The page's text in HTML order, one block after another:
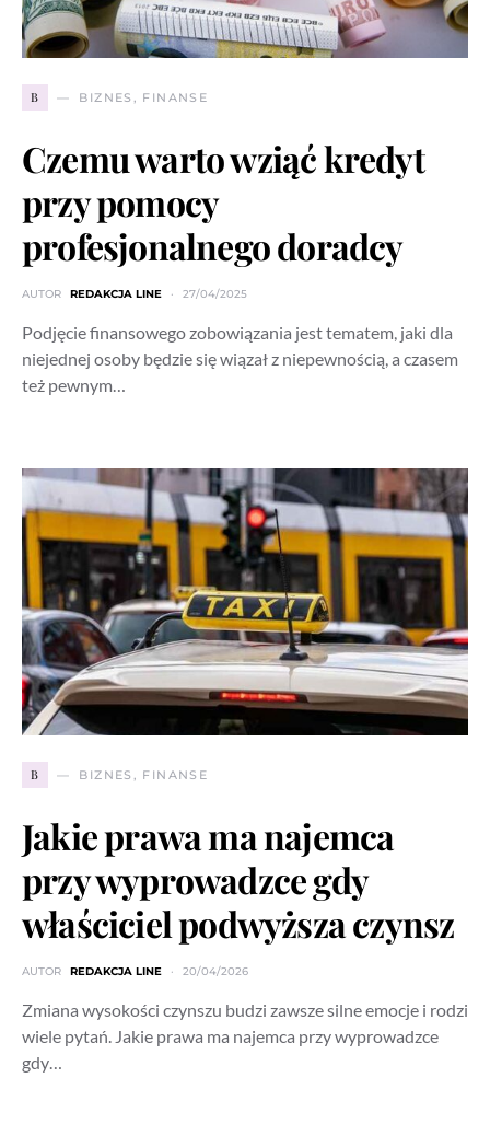
B BIZNES, FINANSE
Czemu warto wziąć kredyt
przy pomocy
profesjonalnego doradcy
AUTOR REDAKCJA LINE 27/04/2025
Podjęcie finansowego zobowiązania jest tematem, jaki dla
niejednej osoby będzie się wiązał z niepewnością, a czasem
też pewnym…
B BIZNES, FINANSE
Jakie prawa ma najemca
przy wyprowadzce gdy
właściciel podwyższa czynsz
AUTOR REDAKCJA LINE 20/04/2026
Zmiana wysokości czynszu budzi zawsze silne emocje i rodzi
wiele pytań. Jakie prawa ma najemca przy wyprowadzce
gdy…